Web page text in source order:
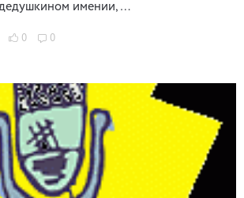
имении, …
0 0